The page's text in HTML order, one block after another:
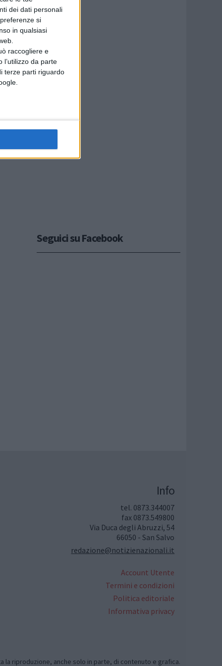
dei dati personali
si
in qualsiasi
raccogliere e
da parte
terze parti riguardo
Seguici su Facebook
Info
tel. 0873.344007
fax 0873.549800
Via Duca degli Abruzzi, 54
66050 - San Salvo
redazione@notizienazionali.it
Account Utente
Termini e condizioni
Politica editoriale
Informativa privacy
la riproduzione, anche solo in parte, di contenuto e grafica.